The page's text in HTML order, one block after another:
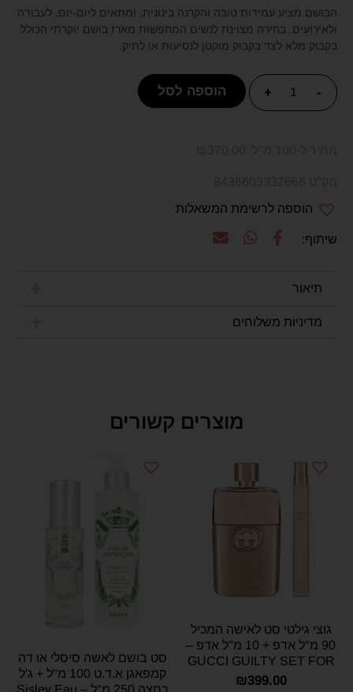
הבושם מציע עמידות טובה והקרנה בינונית, ומתאים ליום-יום, לעבודה
ולאירועים. בחירה מצוינת לנשים המחפשות מארז בושם יוקרתי הכולל
בקבוק מלא לצד בקבוק מוקטן לנסיעות או לתיק.
-
+ הוספה לסל
הוספה לרשימת המשאלות
תיאור
מדיניות משלוחים
מוצרים קשורים
גוצי גילטי סט לאישה המכיל
90 מ"ל אדפ + 10 מ"ל אדפ –
GUCCI GUILTY SET FOR
WOMEN 100 ML + 10 ML
₪399.00
סט בושם לאשה סיסלי או דה
קמפאגן א.ד.ט 100 מ"ל + ג'ל